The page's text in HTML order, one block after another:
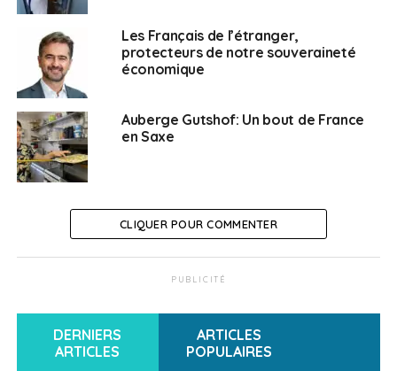
SUJETS ASSOCIÉS: ALLEMAGNE FEATURED FRANCE
JEUNESSE
OFAJ PARALYMPIQUES SOLEADER
A SUIVRE
Un forum pour booster son business en Europe
NE RATEZ PAS
Découvrez le programme de la Saison de la
Lituanie en France !
Leena Lecointre
Les Français de l’étranger,
protecteurs de notre souveraineté
économique
Auberge Gutshof: Un bout de France
en Saxe
CLIQUER POUR COMMENTER
PUBLICITÉ
DERNIERS
ARTICLES
ARTICLES
POPULAIRES